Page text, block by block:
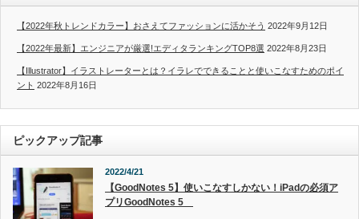
【2022年秋トレンドカラー】おさえてファッションに活かそう 2022年9月12日
【2022年最新】エンジニアが厳選!エディタランキングTOP8選 2022年8月23日
【Illustrator】イラストレーターとは？イラレでできることと使いこなすためのポイ
ント 2022年8月16日
ピックアップ記事
2022/4/21
【GoodNotes 5】使いこなすしかない！iPadの必須ア
プリGoodNotes 5